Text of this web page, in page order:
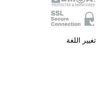
تغيير اللغة